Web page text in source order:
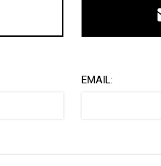
EMAIL: